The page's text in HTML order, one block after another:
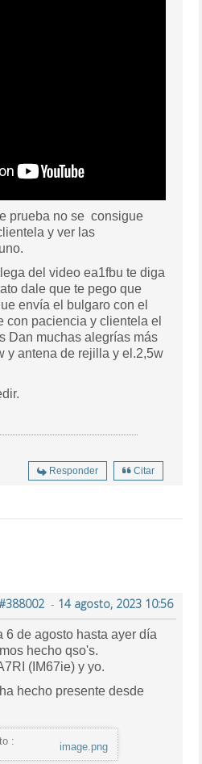
prueba no se consigue
y ver las
del video ea1fbu te diga
dale que te pego que
envía el bulgaro con el
con paciencia y clientela el
Dan muchas alegrías más
y antena de rejilla y el.2,5w
Responder Citar
- 14 agosto, 2023 10:56
6 de agosto hasta ayer día
hecho qso's.
(IM67ie) y yo.
hecho presente desde
: image.png